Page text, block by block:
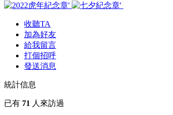
收聽TA
加為好友
給我留言
打個招呼
發送消息
統計信息
已有 71 人來訪過